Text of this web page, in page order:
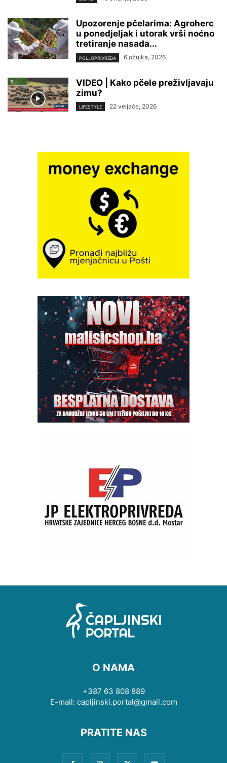
Upozorenje pčelarima: Agroherc
u ponedjeljak i utorak vrši noćno
tretiranje nasada...
POLJOPRIVREDA 6 ožujka, 2026
VIDEO | Kako pčele preživljavaju
zimu?
LIFESTYLE 22 veljače, 2026
O NAMA
+387 63 808 889
E-mail: capljinski.portal@gmail.com
PRATITE NAS